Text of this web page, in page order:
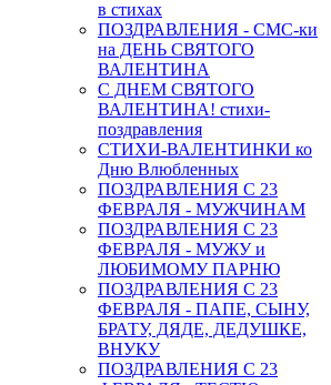
в стихах
ПОЗДРАВЛЕНИЯ - СМС-ки
на ДЕНЬ СВЯТОГО
ВАЛЕНТИНА
С ДНЕМ СВЯТОГО
ВАЛЕНТИНА! стихи-
поздравления
СТИХИ-ВАЛЕНТИНКИ ко
Дню Влюбленных
ПОЗДРАВЛЕНИЯ С 23
ФЕВРАЛЯ - МУЖЧИНАМ
ПОЗДРАВЛЕНИЯ С 23
ФЕВРАЛЯ - МУЖУ и
ЛЮБИМОМУ ПАРНЮ
ПОЗДРАВЛЕНИЯ С 23
ФЕВРАЛЯ - ПАПЕ, СЫНУ,
БРАТУ, ДЯДЕ, ДЕДУШКЕ,
ВНУКУ
ПОЗДРАВЛЕНИЯ С 23